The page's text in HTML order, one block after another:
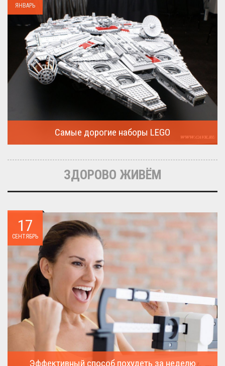
ЯНВАРЬ
Самые дорогие наборы LEGO
дорогие...
ЗДОРОВО ЖИВЁМ
17
СЕНТЯБРЬ
Эффективный способ похудеть за неделю